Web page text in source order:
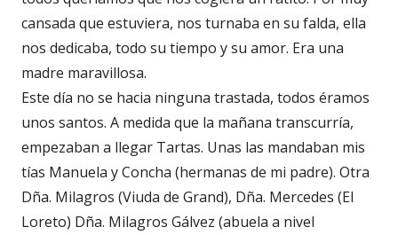
cansada que estuviera, nos turnaba en su falda, ella
nos dedicaba, todo su tiempo y su amor. Era una
madre maravillosa.
Este día no se hacia ninguna trastada, todos éramos
unos santos. A medida que la mañana transcurría,
empezaban a llegar Tartas. Unas las mandaban mis
tías Manuela y Concha (hermanas de mi padre). Otra
Dña. Milagros (Viuda de Grand), Dña. Mercedes (El
Loreto) Dña. Milagros Gálvez (abuela a nivel